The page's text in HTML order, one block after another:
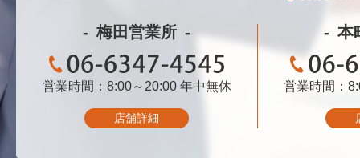
梅田営業所
06-6347-4545
営業時間：8:00～20:00 年中無休
店舗詳細
本
営業時間：